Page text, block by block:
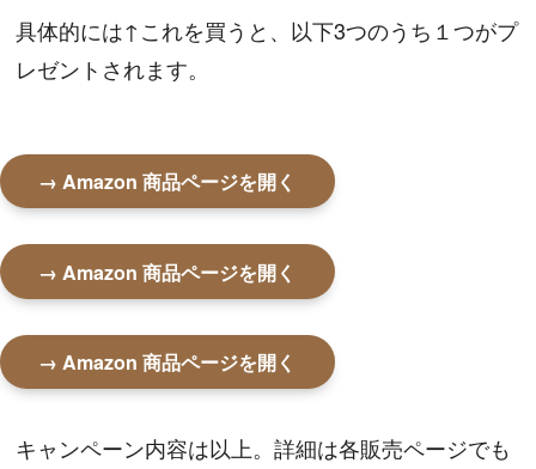
具体的には↑これを買うと、以下3つのうち１つがプ
レゼントされます。
→ Amazon 商品ページを開く
→ Amazon 商品ページを開く
→ Amazon 商品ページを開く
キャンペーン内容は以上。詳細は各販売ページでも